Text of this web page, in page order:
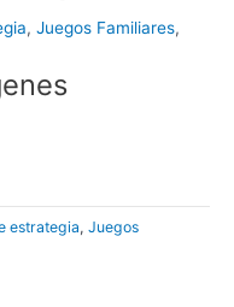
, Juegos Familiares,
estrategia, Juegos